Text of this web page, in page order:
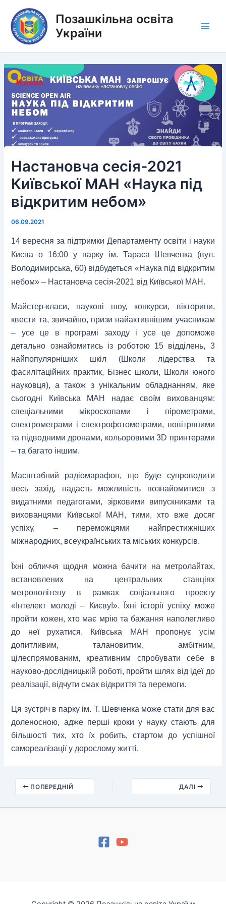
вмісту
Позашкільна освіта
України
Настановча сесія-2021
Київської МАН «Наука під
відкритим небом»
06.09.2021
14 вересня за підтримки Департаменту освіти і науки
Києва о 16:00 у парку ім. Тараса Шевченка (вул.
Володимирська, 60) відбудеться «Наука під відкритим
небом» – Настановча сесія-2021 від Київської МАН.
Майстер-класи, наукові шоу, конкурси, вікторини,
квести та, звичайно, призи найактивнішим учасникам
– усе це в програмі заходу і усе це допоможе
детально ознайомитись із роботою 15 відділень, 3
найпопулярніших шкіл (Школи лідерства та
фасилітаційних практик, Бізнес школи, Школи юного
науковця), а також з унікальним обладнанням, яке
сьогодні Київська МАН надає своїм вихованцям:
спеціальними мікроскопами і пірометрами,
спектрометрами і спектрофотометрами, повітряними
та підводними дронами, кольоровими 3D принтерами
– та багато іншим.
Масштабний радіомарафон, що буде супроводити
весь захід, надасть можливість познайомитися з
видатними педагогами, зірковими випускниками та
вихованцями Київської МАН, тими, хто вже досяг
успіху, – переможцями найпрестижніших
міжнародних, всеукраїнських та міських конкурсів.
Їхні обличчя щодня можна бачити на метролайтах,
встановлених на центральних станціях
метрополітену в рамках соціального проекту
«Інтелект молоді – Києву!».
Їхні історії успіху може
пройти кожен, хто має мрію та бажання наполегливо
до неї рухатися. Київська МАН пропонує усім
допитливим, талановитим, амбітним,
цілеспрямованим, креативним спробувати себе в
науково-дослідницькій роботі, пройти шлях від ідеї до
реалізації, відчути смак відкриття та перемоги.
Ця зустріч в парку ім. Т. Шевченка може стати для вас
доленосною, адже перші кроки у науку стають для
більшості тих, хто їх робить, стартом до успішної
самореалізації у дорослому житті.
ПОПЕРЕДНІЙ ДАЛІ